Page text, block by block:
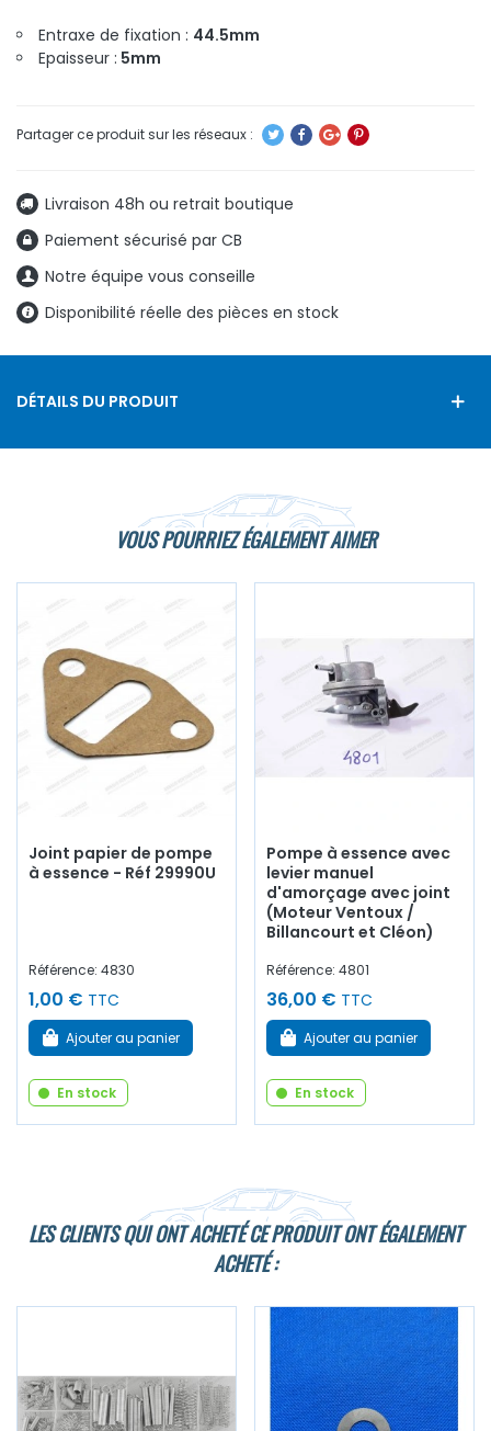
Entraxe de fixation : 44.5mm
Epaisseur : 5mm
Livraison 48h ou retrait boutique
Paiement sécurisé par CB
Notre équipe vous conseille
Disponibilité réelle des pièces en stock
DÉTAILS DU PRODUIT
VOUS POURRIEZ ÉGALEMENT AIMER
Joint papier de pompe
à essence - Réf 29990U
Référence: 4830
1,00 € TTC
Ajouter au panier
En stock
Pompe à essence avec
levier manuel
d'amorçage avec joint
(Moteur Ventoux /
Billancourt et Cléon)
Référence: 4801
36,00 € TTC
Ajouter au panier
En stock
LES CLIENTS QUI ONT ACHETÉ CE PRODUIT ONT ÉGALEMENT
ACHETÉ :